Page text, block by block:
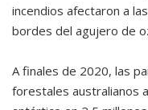
incendios afectaron a
bordes del agujero de
A finales de 2020, las
forestales australianos